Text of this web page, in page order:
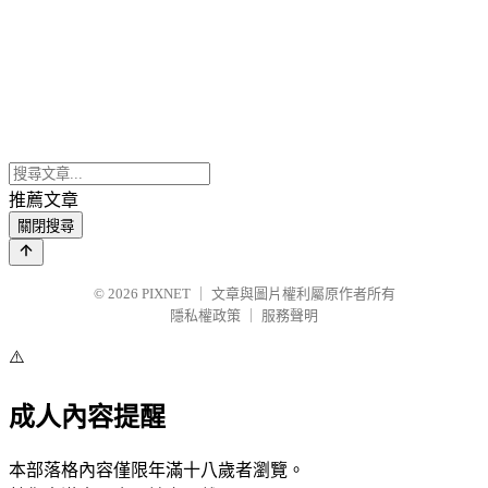
推薦文章
關閉搜尋
© 2026 PIXNET
文章與圖片權利屬原作者所有
隱私權政策
服務聲明
⚠️
成人內容提醒
本部落格內容僅限年滿十八歲者瀏覽。